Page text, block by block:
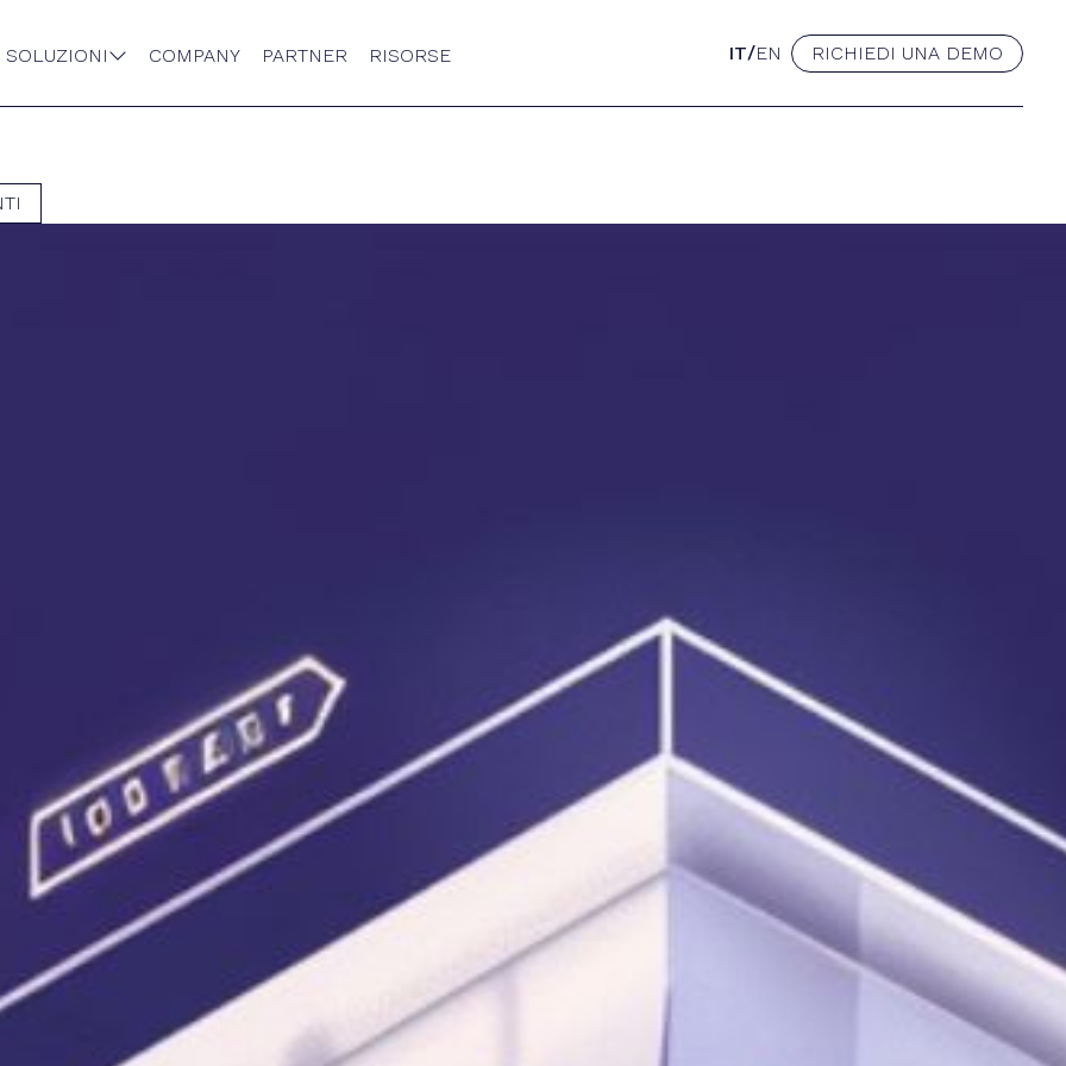
SOLUZIONI COMPANY PARTNER RISORSE IT/EN RICHIEDI UNA DEMO